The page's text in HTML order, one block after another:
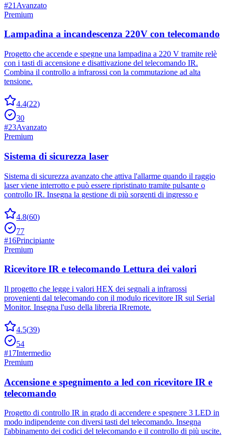
#21 Avanzato
Premium
Lampadina a incandescenza 220V con telecomando
Progetto che accende e spegne una lampadina a 220 V tramite relè
con i tasti di accensione e disattivazione del telecomando IR.
Combina il controllo a infrarossi con la commutazione ad alta
tensione.
4.4(22)
30
#23Avanzato
Premium
Sistema di sicurezza laser
Sistema di sicurezza avanzato che attiva l'allarme quando il raggio
laser viene interrotto e può essere ripristinato tramite pulsante o
controllo IR. Insegna la gestione di più sorgenti di ingresso e
4.8(60)
77
#16Principiante
Premium
Ricevitore IR e telecomando Lettura dei valori
Il progetto che legge i valori HEX dei segnali a infrarossi
provenienti dal telecomando con il modulo ricevitore IR sul Serial
Monitor. Insegna l'uso della libreria IRremote.
4.5(39)
54
#17Intermedio
Premium
Accensione e spegnimento a led con ricevitore IR e
telecomando
Progetto di controllo IR in grado di accendere e spegnere 3 LED in
modo indipendente con diversi tasti del telecomando. Insegna
l'abbinamento dei codici del telecomando e il controllo di più uscite.